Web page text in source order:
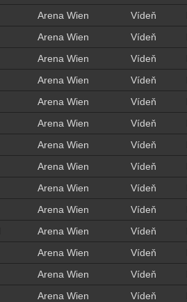
Arena Wien Vídeň
Arena Wien Vídeň
Arena Wien Vídeň
Arena Wien Vídeň
Arena Wien Vídeň
Arena Wien Vídeň
Arena Wien Vídeň
Arena Wien Vídeň
Arena Wien Vídeň
Arena Wien Vídeň
Arena Wien Vídeň
Arena Wien Vídeň
Arena Wien Vídeň
Arena Wien Vídeň